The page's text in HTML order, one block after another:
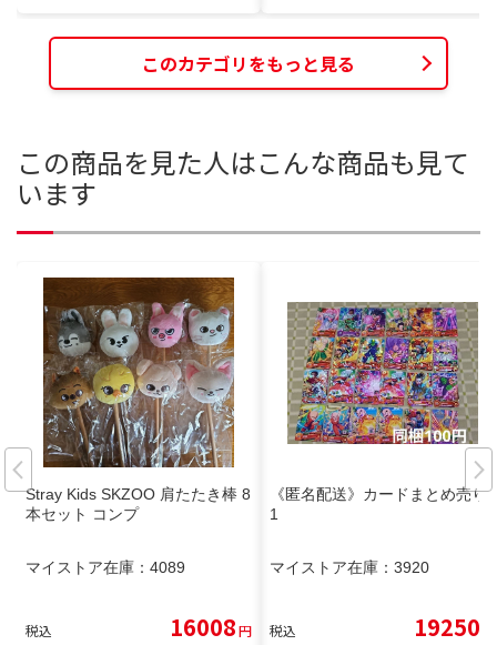
このカテゴリをもっと見る
この商品を見た人はこんな商品も見て
います
Stray Kids SKZOO 肩たたき棒 8
本セット コンプ
マイストア在庫： 4089
税込 16008円
《匿名配送》カードまとめ売り1
1
マイストア在庫： 3920
税込 19250